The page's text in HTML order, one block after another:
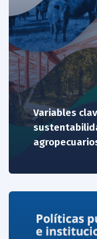
Variables